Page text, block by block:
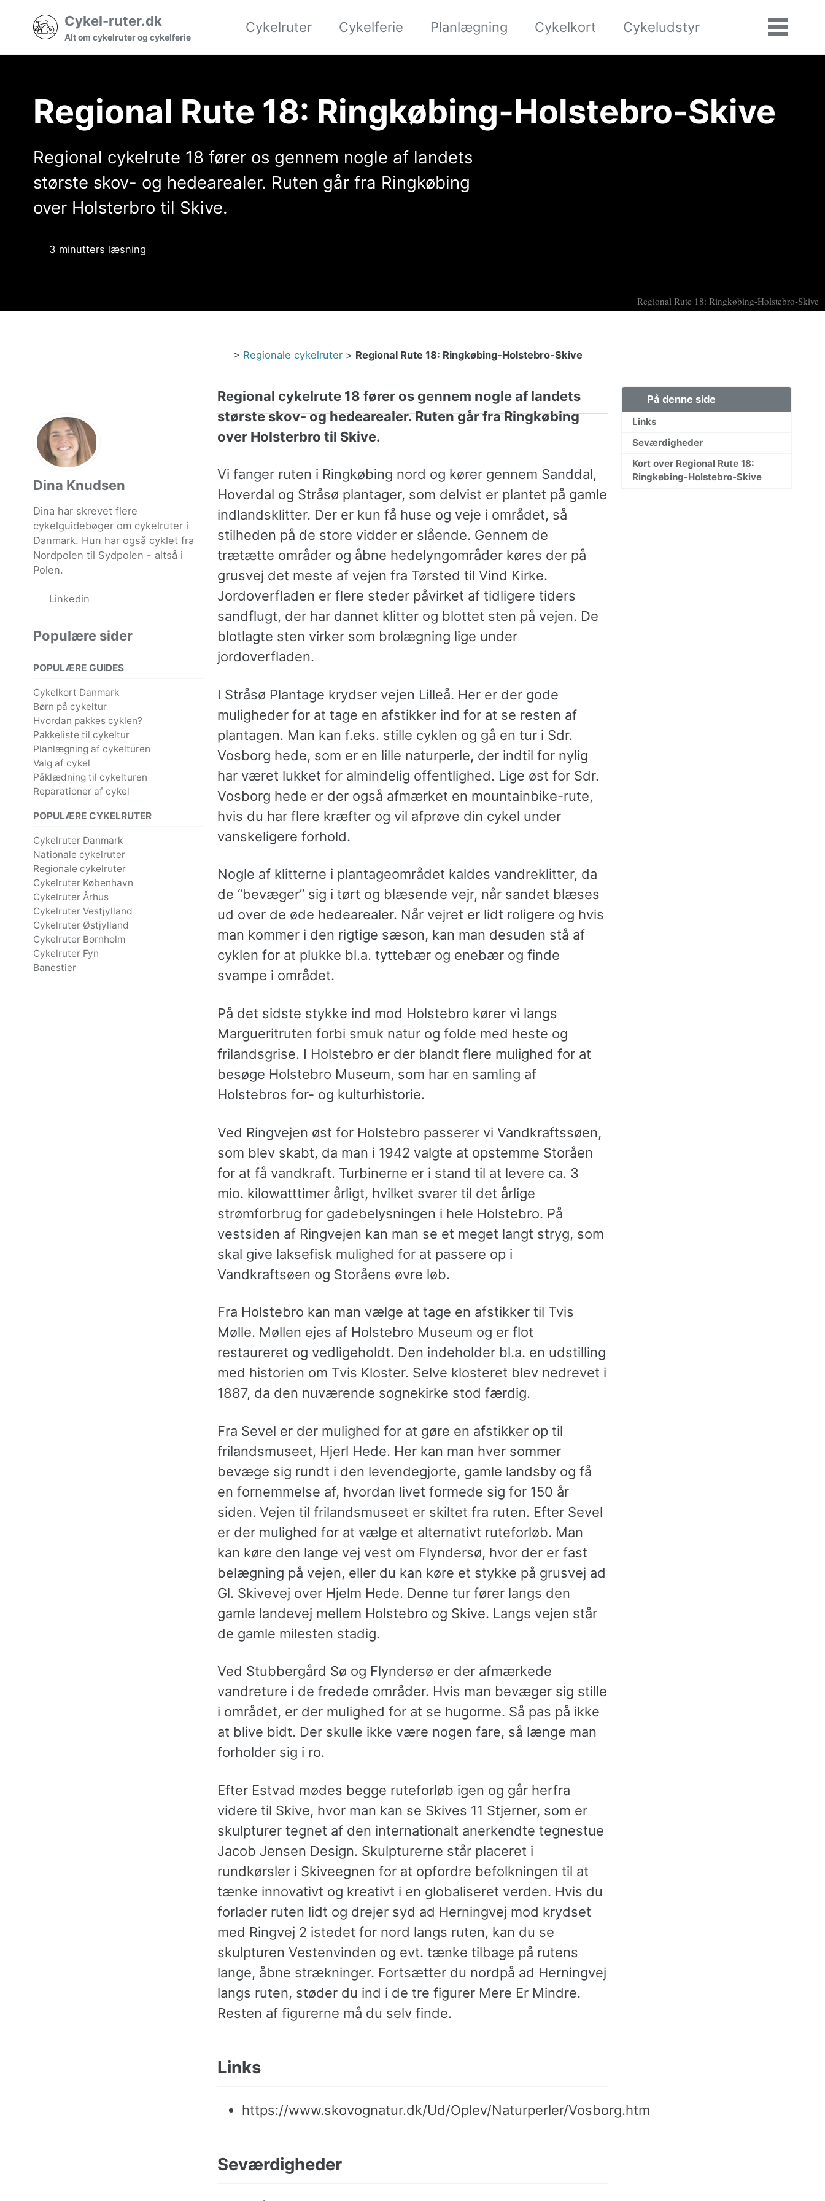
Cykel-ruter.dk
Alt om cykelruter og cykelferie
Cykelruter Cykelferie Planlægning Cykelkort Cykeludstyr
SøgningVis/
Regional Rute 18: Ringkøbing-Holstebro-Skive
Regional cykelrute 18 fører os gennem nogle af landets
største skov- og hedearealer. Ruten går fra Ringkøbing
over Holsterbro til Skive.
3 minutters læsning
Regional Rute 18: Ringkøbing-Holstebro-Skive
> Regionale cykelruter > Regional Rute 18: Ringkøbing-Holstebro-Skive
Dina Knudsen
Dina har skrevet flere
cykelguidebøger om cykelruter i
Danmark. Hun har også cyklet fra
Nordpolen til Sydpolen - altså i
Polen.
Linkedin
Populære sider
POPULÆRE GUIDES
Cykelkort Danmark
Børn på cykeltur
Hvordan pakkes cyklen?
Pakkeliste til cykeltur
Planlægning af cykelturen
Valg af cykel
Påklædning til cykelturen
Reparationer af cykel
POPULÆRE CYKELRUTER
Cykelruter Danmark
Nationale cykelruter
Regionale cykelruter
Cykelruter København
Cykelruter Århus
Cykelruter Vestjylland
Cykelruter Østjylland
Cykelruter Bornholm
Cykelruter Fyn
Banestier
På denne side
Links
Seværdigheder
Kort over Regional Rute 18:
Ringkøbing-Holstebro-Skive
Regional cykelrute 18 fører os gennem nogle af landets
største skov- og hedearealer. Ruten går fra Ringkøbing
over Holsterbro til Skive.
Vi fanger ruten i Ringkøbing nord og kører gennem Sanddal,
Hoverdal og Stråsø plantager, som delvist er plantet på gamle
indlandsklitter. Der er kun få huse og veje i området, så
stilheden på de store vidder er slående. Gennem de
trætætte områder og åbne hedelyngområder køres der på
grusvej det meste af vejen fra Tørsted til Vind Kirke.
Jordoverfladen er flere steder påvirket af tidligere tiders
sandflugt, der har dannet klitter og blottet sten på vejen. De
blotlagte sten virker som brolægning lige under
jordoverfladen.
I Stråsø Plantage krydser vejen Lilleå. Her er der gode
muligheder for at tage en afstikker ind for at se resten af
plantagen. Man kan f.eks. stille cyklen og gå en tur i Sdr.
Vosborg hede, som er en lille naturperle, der indtil for nylig
har været lukket for almindelig offentlighed. Lige øst for Sdr.
Vosborg hede er der også afmærket en mountainbike-rute,
hvis du har flere kræfter og vil afprøve din cykel under
vanskeligere forhold.
Nogle af klitterne i plantageområdet kaldes vandreklitter, da
de “bevæger” sig i tørt og blæsende vejr, når sandet blæses
ud over de øde hedearealer. Når vejret er lidt roligere og hvis
man kommer i den rigtige sæson, kan man desuden stå af
cyklen for at plukke bl.a. tyttebær og enebær og finde
svampe i området.
På det sidste stykke ind mod Holstebro kører vi langs
Margueritruten forbi smuk natur og folde med heste og
frilandsgrise. I Holstebro er der blandt flere mulighed for at
besøge Holstebro Museum, som har en samling af
Holstebros for- og kulturhistorie.
Ved Ringvejen øst for Holstebro passerer vi Vandkraftssøen,
som blev skabt, da man i 1942 valgte at opstemme Storåen
for at få vandkraft. Turbinerne er i stand til at levere ca. 3
mio. kilowatttimer årligt, hvilket svarer til det årlige
strømforbrug for gadebelysningen i hele Holstebro. På
vestsiden af Ringvejen kan man se et meget langt stryg, som
skal give laksefisk mulig­hed for at passere op i
Vandkraftsøen og Stor­åens øvre løb.
Fra Holstebro kan man vælge at tage en afstikker til Tvis
Mølle. Møllen ejes af Holstebro Museum og er flot
restaureret og vedligeholdt. Den indeholder bl.a. en udstilling
med historien om Tvis Kloster. Selve klosteret blev nedrevet i
1887, da den nuværende sognekirke stod færdig.
Fra Sevel er der mulighed for at gøre en afstikker op til
frilandsmuseet, Hjerl Hede. Her kan man hver sommer
bevæge sig rundt i den levendegjorte, gamle landsby og få
en fornemmelse af, hvordan livet formede sig for 150 år
siden. Vejen til frilandsmuseet er skiltet fra ruten. Efter Sevel
er der mulighed for at vælge et alternativt ruteforløb. Man
kan køre den lange vej vest om Flyndersø, hvor der er fast
belægning på vejen, eller du kan køre et stykke på grusvej ad
Gl. Skivevej over Hjelm Hede. Denne tur fører langs den
gamle landevej mellem Holstebro og Skive. Langs vejen står
de gamle milesten stadig.
Ved Stubbergård Sø og Flyndersø er der afmærkede
vandreture i de fredede områder. Hvis man bevæger sig stille
i området, er der mulighed for at se hugorme. Så pas på ikke
at blive bidt. Der skulle ikke være nogen fare, så længe man
forholder sig i ro.
Efter Estvad mødes begge ruteforløb igen og går herfra
videre til Skive, hvor man kan se Skives 11 Stjerner, som er
skulpturer tegnet af den internationalt anerkendte tegnestue
Jacob Jensen Design. Skulpturerne står placeret i
rundkørsler i Skiveegnen for at opfordre befolkningen til at
tænke innovativt og kreativt i en globaliseret verden. Hvis du
forlader ruten lidt og drejer syd ad Herningvej mod krydset
med Ringvej 2 istedet for nord langs ruten, kan du se
skulpturen Vestenvinden og evt. tænke tilbage på rutens
lange, åbne strækninger. Fortsætter du nordpå ad Herningvej
langs ruten, støder du ind i de tre figurer Mere Er Mindre.
Resten af figurerne må du selv finde.
Links
https://www.skovognatur.dk/Ud/Oplev/Naturperler/Vosborg.htm
Seværdigheder